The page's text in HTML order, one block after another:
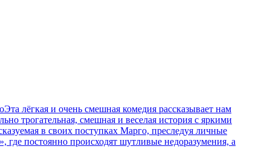
лёгкая и очень смешная комедия рассказывает нам
трогательная, смешная и веселая история с яркими
в своих поступках Марго, преследуя личные
где постоянно происходят шутливые недоразумения, а